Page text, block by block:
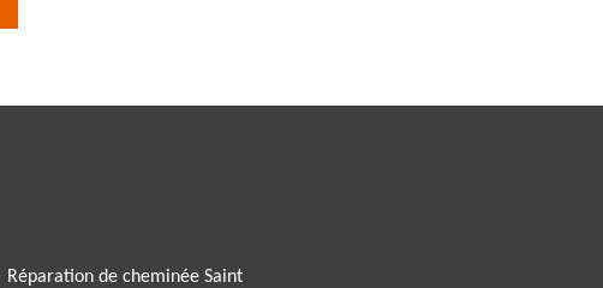
Réparation de cheminée Saint